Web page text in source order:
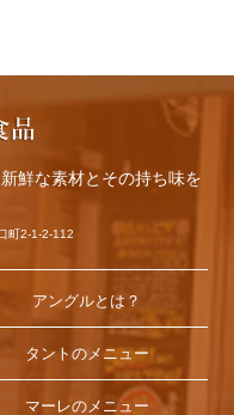
鮮な素材とその持ち味を
町2-1-2-112
アングルとは？
タントのメニュー
マーレのメニュー